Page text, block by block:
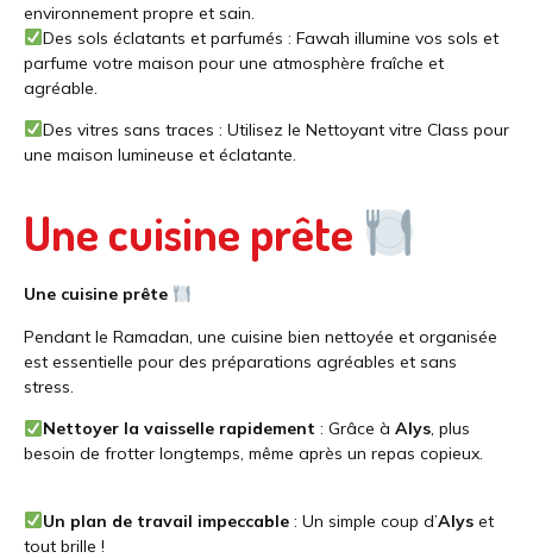
environnement propre et sain.
Des sols éclatants et parfumés : Fawah illumine vos sols et
parfume votre maison pour une atmosphère fraîche et
agréable.
Des vitres sans traces : Utilisez le Nettoyant vitre Class pour
une maison lumineuse et éclatante.
Une cuisine prête
Une cuisine prête
Pendant le Ramadan, une cuisine bien nettoyée et organisée
est essentielle pour des préparations agréables et sans
stress.
Nettoyer la vaisselle rapidement : Grâce à Alys, plus
besoin de frotter longtemps, même après un repas copieux.
Un plan de travail impeccable: Un simple coup d’Alyset
tout brille !